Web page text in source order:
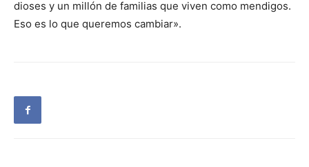
dioses y un millón de familias que viven como mendigos.
Eso es lo que queremos cambiar».